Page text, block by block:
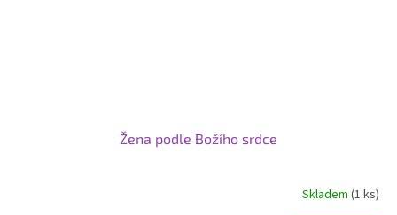
Žena podle Božího srdce
Skladem (1 ks)